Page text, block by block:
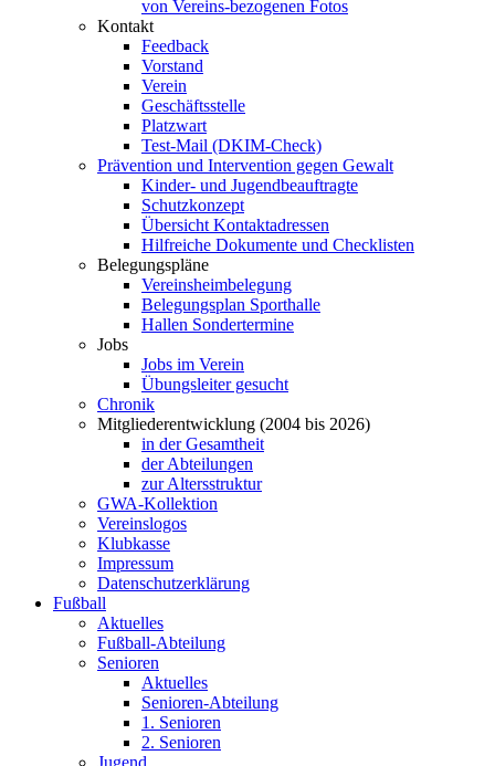
von Vereins-bezogenen Fotos
Kontakt
Feedback
Vorstand
Verein
Geschäftsstelle
Platzwart
Test-Mail (DKIM-Check)
Prävention und Intervention gegen Gewalt
Kinder- und Jugendbeauftragte
Schutzkonzept
Übersicht Kontaktadressen
Hilfreiche Dokumente und Checklisten
Belegungspläne
Vereinsheimbelegung
Belegungsplan Sporthalle
Hallen Sondertermine
Jobs
Jobs im Verein
Übungsleiter gesucht
Chronik
Mitgliederentwicklung (2004 bis 2026)
in der Gesamtheit
der Abteilungen
zur Altersstruktur
GWA-Kollektion
Vereinslogos
Klubkasse
Impressum
Datenschutzerklärung
Fußball
Aktuelles
Fußball-Abteilung
Senioren
Aktuelles
Senioren-Abteilung
1. Senioren
2. Senioren